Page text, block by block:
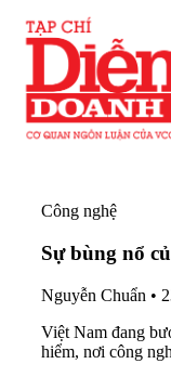
Công nghệ
Sự bùng nổ
Nguyễn Chuẩn •
Việt Nam đang
hiểm, nơi công